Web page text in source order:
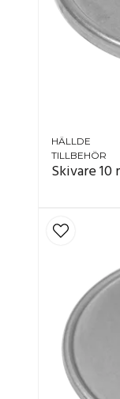
HÄLLDE
TILLBEHÖR
Skivare 10